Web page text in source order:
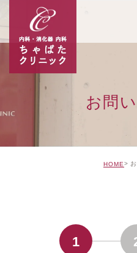
お問
HOME
1